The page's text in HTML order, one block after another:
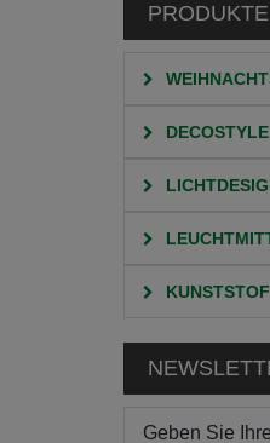
PRODUKTE
DECOSTYLE
Geben Sie